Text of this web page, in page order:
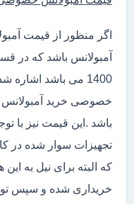
اگر منظور از قیمت
آمبولانس باشد که در
1400 می باشد
خصوصی خرید آمبولانس
باشد .این قیمت نیز با
تجهیزات سوار شده در
که البته برای نیل به
خریداری شده و سپس